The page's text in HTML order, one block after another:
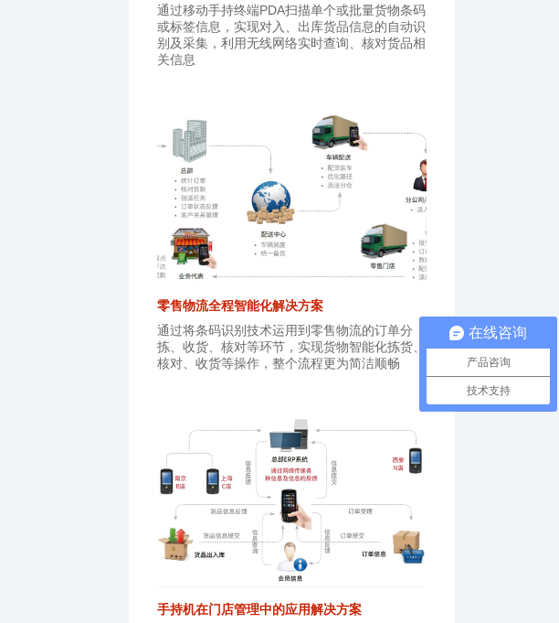
通过移动手持终端PDA扫描单个或批量货物条码
或标签信息，实现对入、出库货品信息的自动识
别及采集，利用无线网络实时查询、核对货品相
关信息
零售物流全程智能化解决方案
通过将条码识别技术运用到零售物流的订单分
拣、收货、核对等环节，实现货物智能化拣货、
核对、收货等操作，整个流程更为简洁顺畅
手持机在门店管理中的应用解决方案
在线咨询
产品咨询
技术支持